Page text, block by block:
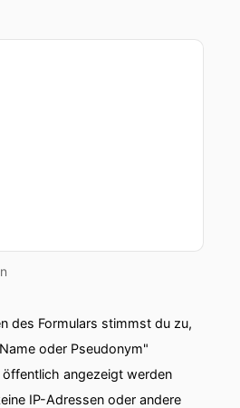
des Formulars stimmst du zu,
oder Pseudonym"
angezeigt werden
IP-Adressen oder andere